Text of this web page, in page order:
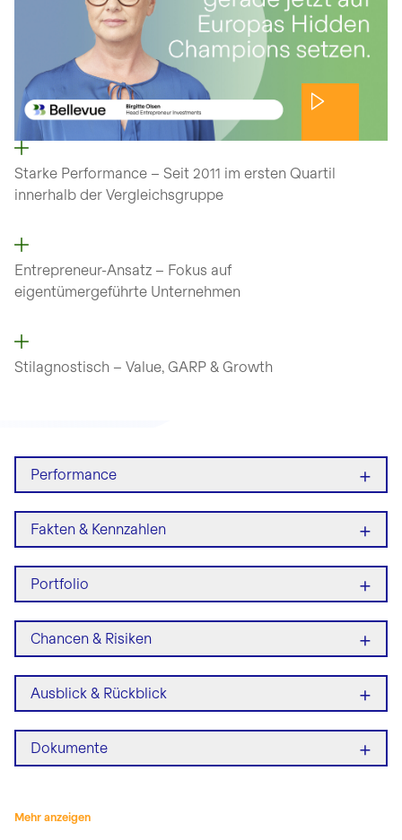
Starke Performance – Seit 2011 im ersten Quartil
innerhalb der Vergleichsgruppe
Entrepreneur-Ansatz – Fokus auf
eigentümergeführte Unternehmen
Stilagnostisch – Value, GARP & Growth
Performance +
Fakten & Kennzahlen +
Portfolio +
Chancen & Risiken +
Ausblick & Rückblick +
Dokumente +
Mehr anzeigen